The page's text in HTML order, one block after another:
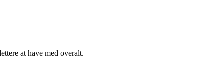
at have med overalt.